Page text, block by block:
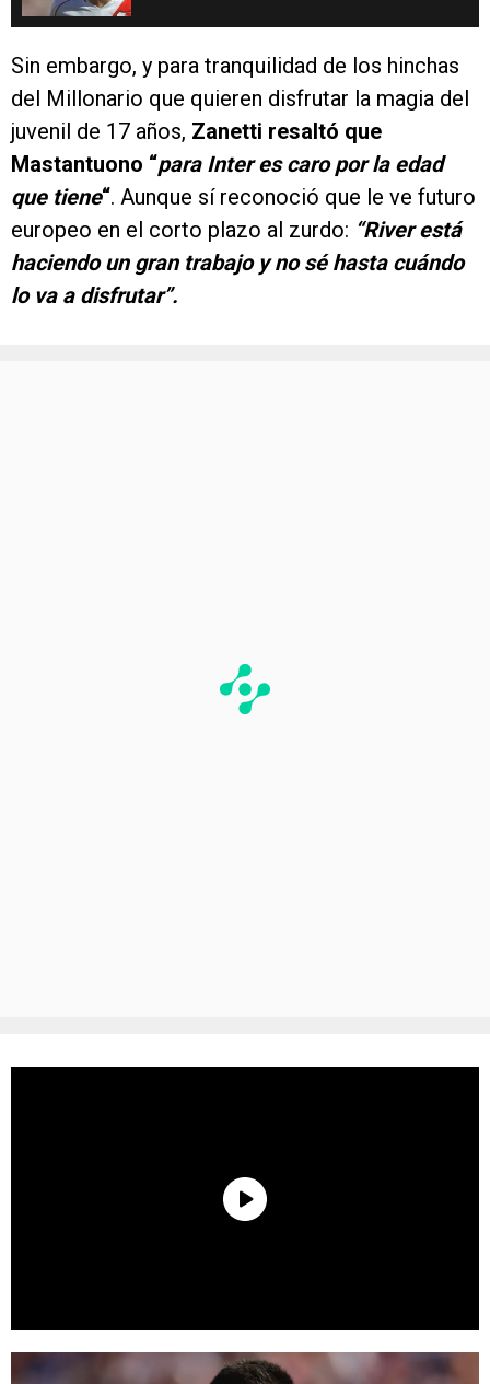
Sin embargo, y para tranquilidad de los hinchas
del Millonario que quieren disfrutar la magia del
juvenil de 17 años, Zanetti resaltó que
Mastantuono “para Inter es caro por la edad
que tiene“. Aunque sí reconoció que le ve futuro
europeo en el corto plazo al zurdo: “River está
haciendo un gran trabajo y no sé hasta cuándo
lo va a disfrutar”.